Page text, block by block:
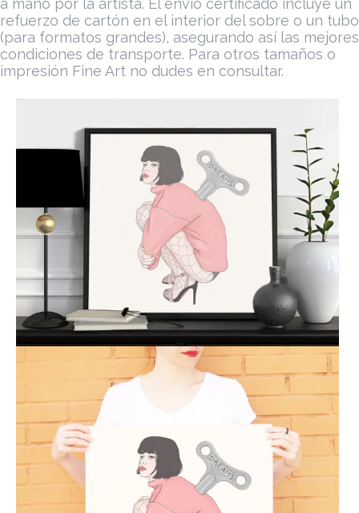
alto
gramaje
cantidad
a mano por la artista. El envío certificado incluye un
refuerzo de cartón en el interior del sobre o un tubo
(para formatos grandes), asegurando así las mejores
condiciones de transporte. Para otros tamaños o
impresión Fine Art no dudes en consultar.